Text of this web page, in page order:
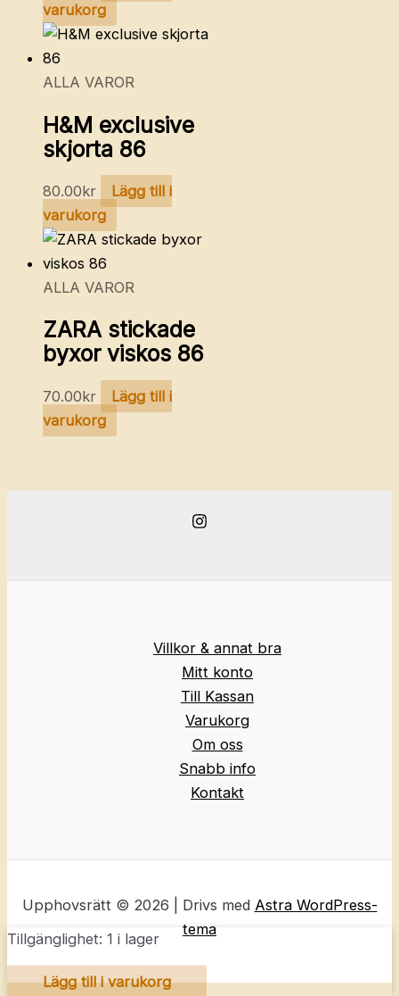
varukorg
ALLA VAROR
H&M exclusive
skjorta 86
80.00kr
Lägg till i
varukorg
ALLA VAROR
ZARA stickade
byxor viskos 86
70.00kr
Lägg till i
varukorg
Villkor & annat bra
Mitt konto
Till Kassan
Varukorg
Om oss
Snabb info
Kontakt
Upphovsrätt © 2026 | Drivs med Astra WordPress-
tema
Tillgänglighet: 1 i lager
Lägg till i varukorg